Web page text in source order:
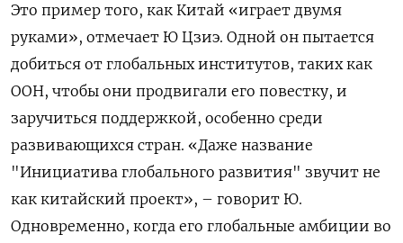
Это пример того, как Китай «играет двумя
руками», отмечает Ю Цзиэ. Одной он пытается
добиться от глобальных институтов, таких как
ООН, чтобы они продвигали его повестку, и
заручиться поддержкой, особенно среди
развивающихся стран. «Даже название
"Инициатива глобального развития" звучит не
как китайский проект», – говорит Ю.
Одновременно, когда его глобальные амбиции во